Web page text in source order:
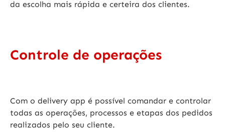
da escolha mais rápida e certeira dos clientes.
Controle de operações
Com o delivery app é possível comandar e controlar
todas as operações, processos e etapas dos pedidos
realizados pelo seu cliente.